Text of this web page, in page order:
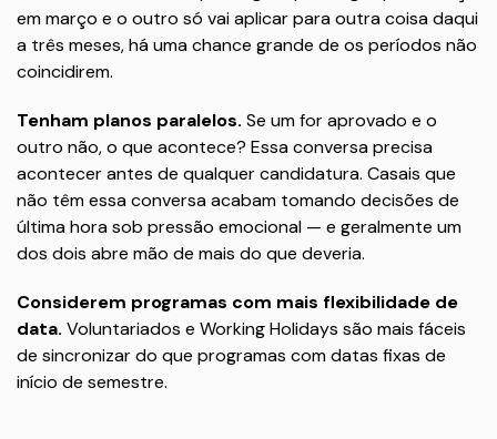
em março e o outro só vai aplicar para outra coisa daqui
a três meses, há uma chance grande de os períodos não
coincidirem.
Tenham planos paralelos. Se um for aprovado e o
outro não, o que acontece? Essa conversa precisa
acontecer antes de qualquer candidatura. Casais que
não têm essa conversa acabam tomando decisões de
última hora sob pressão emocional — e geralmente um
dos dois abre mão de mais do que deveria.
Considerem programas com mais flexibilidade de
data. Voluntariados e Working Holidays são mais fáceis
de sincronizar do que programas com datas fixas de
início de semestre.